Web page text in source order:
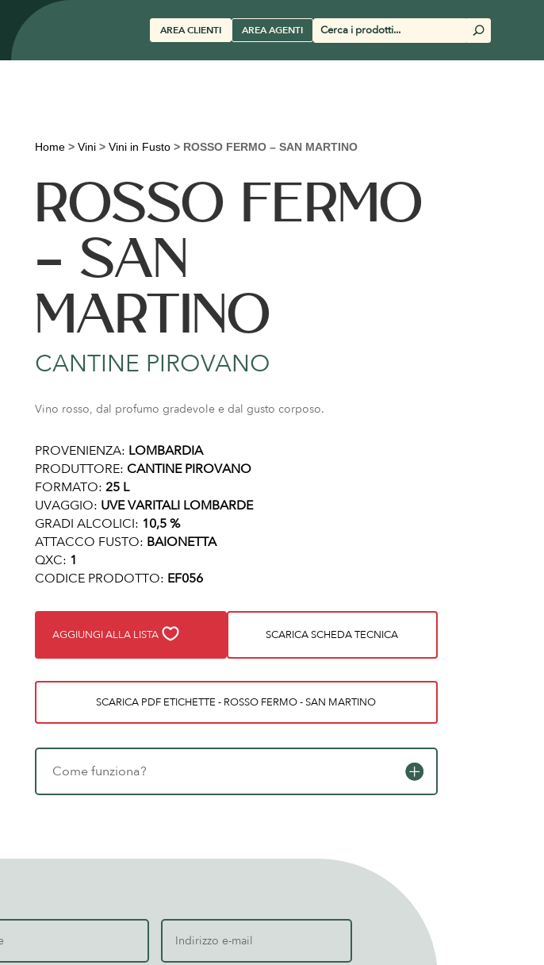
AREA CLIENTI AREA AGENTI
Cerca
prodotti
U
Home> Vini> Vini in Fusto> ROSSO FERMO – SAN MARTINO
ROSSO FERMO
– SAN
MARTINO
CANTINE PIROVANO
Vino rosso, dal profumo gradevole e dal gusto corposo.
PROVENIENZA: LOMBARDIA
PRODUTTORE: CANTINE PIROVANO
FORMATO: 25 L
UVAGGIO: UVE VARITALI LOMBARDE
GRADI ALCOLICI: 10,5 %
ATTACCO FUSTO: BAIONETTA
QXC: 1
CODICE PRODOTTO: EF056
AGGIUNGI ALLA LISTA SCARICA SCHEDA TECNICA
SCARICA PDF ETICHETTE - ROSSO FERMO - SAN MARTINO
Come funziona?